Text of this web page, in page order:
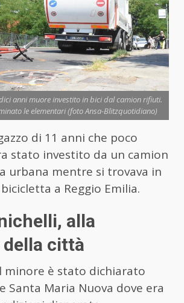
anni muore investito in bici dal camion rifiuti.
le elementari (foto Ansa-Blitzquotidiano)
di 11 anni che poco
stato investito da un camion
urbana mentre si trovava in
a Reggio Emilia.
alla
città
minore è stato dichiarato
Santa Maria Nuova dove era